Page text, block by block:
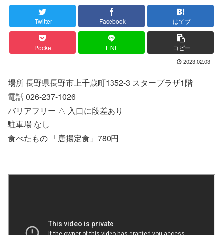
Twitter Facebook はてブ
Pocket LINE コピー
2023.02.03
場所 長野県長野市上千歳町1352-3 スタープラザ1階
電話 026-237-1026
バリアフリー △ 入口に段差あり
駐車場 なし
食べたもの 「唐揚定食」780円